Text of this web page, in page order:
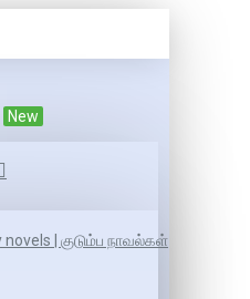
New
novels | குடும்ப நாவல்கள்